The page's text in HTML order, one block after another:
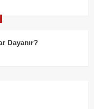
Dayanır?